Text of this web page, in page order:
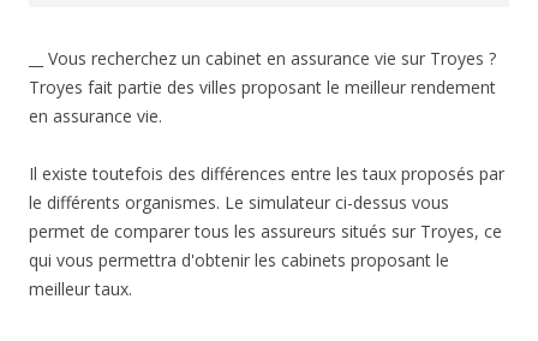
__ Vous recherchez un cabinet en assurance vie sur Troyes ?
Troyes fait partie des villes proposant le meilleur rendement
en assurance vie.
Il existe toutefois des différences entre les taux proposés par
le différents organismes. Le simulateur ci-dessus vous
permet de comparer tous les assureurs situés sur Troyes, ce
qui vous permettra d'obtenir les cabinets proposant le
meilleur taux.